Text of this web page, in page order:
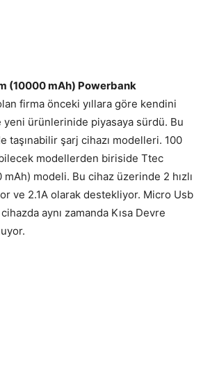
(10000 mAh) Powerbank
firma önceki yıllara göre kendini
ürünlerinide piyasaya sürdü. Bu
taşınabilir şarj cihazı modelleri. 100
modellerden biriside Ttec
modeli. Bu cihaz üzerinde 2 hızlı
ve 2.1A olarak destekliyor. Micro Usb
aynı zamanda Kısa Devre